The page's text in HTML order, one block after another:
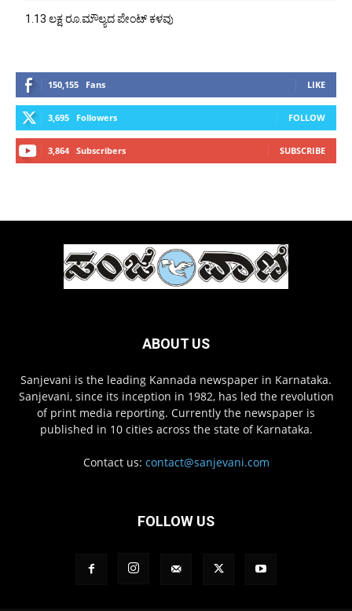
1.13 ಲಕ್ಷ ರೂ.ಮೌಲ್ಯದ ಪೇಂಟ್ ಕಳವು
150,155 Fans LIKE
3,695 Followers FOLLOW
3,864 Subscribers SUBSCRIBE
ABOUT US
Sanjevani is the leading Kannada newspaper in Karnataka.
Sanjevani, since its inception in 1982, has led the revolution
of print media reporting. Currently the newspaper is
published in 10 cities across the state of Karnataka.
Contact us: contact@sanjevani.com
FOLLOW US